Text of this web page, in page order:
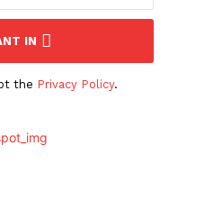
IN
the Privacy Policy.